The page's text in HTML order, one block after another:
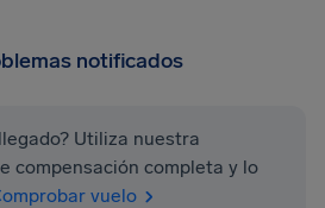
notificados
Utiliza nuestra
compensación completa y lo
vuelo